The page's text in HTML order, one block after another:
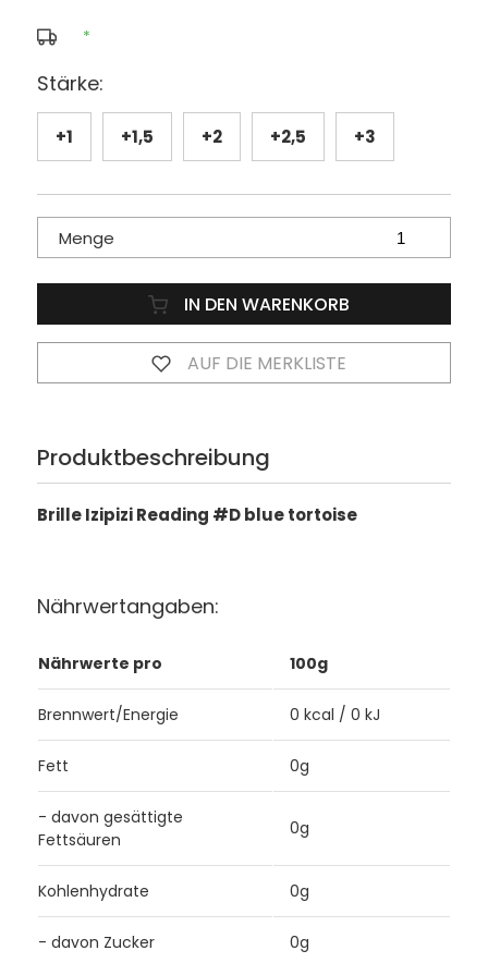
*
Stärke:
+1 +1,5 +2 +2,5 +3
Menge
IN DEN WARENKORB
AUF DIE MERKLISTE
Produktbeschreibung
Brille Izipizi Reading #D blue tortoise
Nährwertangaben:
Nährwerte pro 100g
Brennwert/Energie 0 kcal / 0 kJ
Fett 0g
- davon gesättigte
Fettsäuren
0g
Kohlenhydrate 0g
- davon Zucker 0g